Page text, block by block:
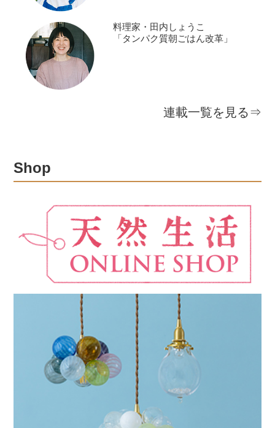
料理家・田内しょうこ
「タンパク質朝ごはん改革」
連載一覧を見る⇒
Shop